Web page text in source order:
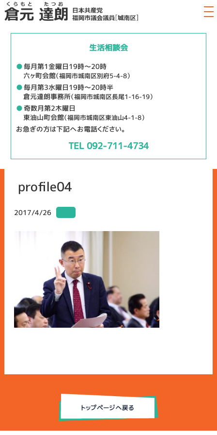
生活相談会
●毎月第1金曜日19時～20時
六ヶ町会館（福岡市城南区別府5-4-8）
●毎月第3水曜日19時～20時半
倉元達朗事務所（福岡市城南区長尾1-16-19）
●奇数月第2木曜日
東油山町会館（福岡市城南区東油山4-1-8）
お急ぎの方は下記へお電話ください。
TEL 092-711-4734
profile04
2017/4/26